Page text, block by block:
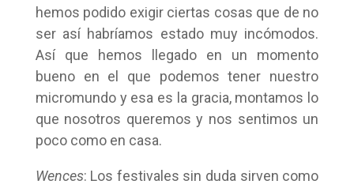
hemos podido exigir ciertas cosas que de no
ser así habríamos estado muy incómodos.
Así que hemos llegado en un momento
bueno en el que podemos tener nuestro
micromundo y esa es la gracia, montamos lo
que nosotros queremos y nos sentimos un
poco como en casa.
Wences: Los festivales sin duda sirven como